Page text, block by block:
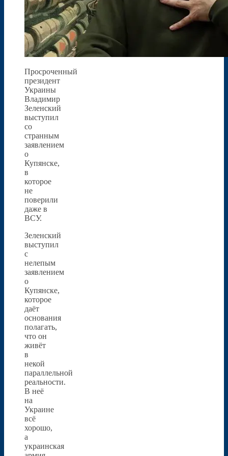
Просроченный
президент
Украины
Владимир
Зеленский
выступил
со
странным
заявлением
о
Купянске,
в
которое
не
поверили
даже в
ВСУ.
Зеленский
выступил
с
нелепым
заявлением
о
Купянске,
которое
даёт
основания
полагать,
что он
живёт
в
некой
параллельной
реальности.
В неё
на
Украине
всё
хорошо,
а
украинская